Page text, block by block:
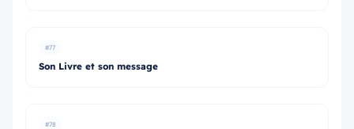
#77
Son Livre et son message
#78